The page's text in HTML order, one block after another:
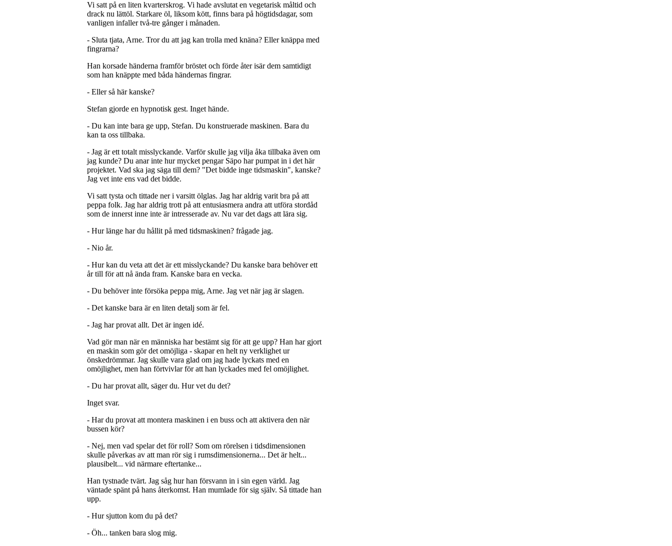
Vi satt på en liten kvarterskrog. Vi hade avslutat en vegetarisk måltid och
drack nu lättöl. Starkare öl, liksom kött, finns bara på högtidsdagar, som
vanligen infaller två-tre gånger i månaden.
- Sluta tjata, Arne. Tror du att jag kan trolla med knäna? Eller knäppa med
fingrarna?
Han korsade händerna framför bröstet och förde åter isär dem samtidigt
som han knäppte med båda händernas fingrar.
- Eller så här kanske?
Stefan gjorde en hypnotisk gest. Inget hände.
- Du kan inte bara ge upp, Stefan. Du konstruerade maskinen. Bara du
kan ta oss tillbaka.
- Jag är ett totalt misslyckande. Varför skulle jag vilja åka tillbaka även om
jag kunde? Du anar inte hur mycket pengar Säpo har pumpat in i det här
projektet. Vad ska jag säga till dem? "Det bidde inge tidsmaskin", kanske?
Jag vet inte ens vad det bidde.
Vi satt tysta och tittade ner i varsitt ölglas. Jag har aldrig varit bra på att
peppa folk. Jag har aldrig trott på att entusiasmera andra att utföra stordåd
som de innerst inne inte är intresserade av. Nu var det dags att lära sig.
- Hur länge har du hållit på med tidsmaskinen? frågade jag.
- Nio år.
- Hur kan du veta att det är ett misslyckande? Du kanske bara behöver ett
år till för att nå ända fram. Kanske bara en vecka.
- Du behöver inte försöka peppa mig, Arne. Jag vet när jag är slagen.
- Det kanske bara är en liten detalj som är fel.
- Jag har provat allt. Det är ingen idé.
Vad gör man när en människa har bestämt sig för att ge upp? Han har gjort
en maskin som gör det omöjliga - skapar en helt ny verklighet ur
önskedrömmar. Jag skulle vara glad om jag hade lyckats med en
omöjlighet, men han förtvivlar för att han lyckades med fel omöjlighet.
- Du har provat allt, säger du. Hur vet du det?
Inget svar.
- Har du provat att montera maskinen i en buss och att aktivera den när
bussen kör?
- Nej, men vad spelar det för roll? Som om rörelsen i tidsdimensionen
skulle påverkas av att man rör sig i rumsdimensionerna... Det är helt...
plausibelt... vid närmare eftertanke...
Han tystnade tvärt. Jag såg hur han försvann in i sin egen värld. Jag
väntade spänt på hans återkomst. Han mumlade för sig själv. Så tittade han
upp.
- Hur sjutton kom du på det?
- Öh... tanken bara slog mig.